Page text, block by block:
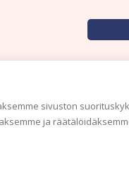
sivuston
ja